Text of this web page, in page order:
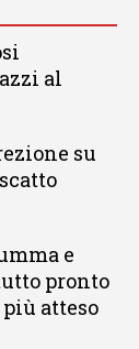
al
su
e
pronto
atteso